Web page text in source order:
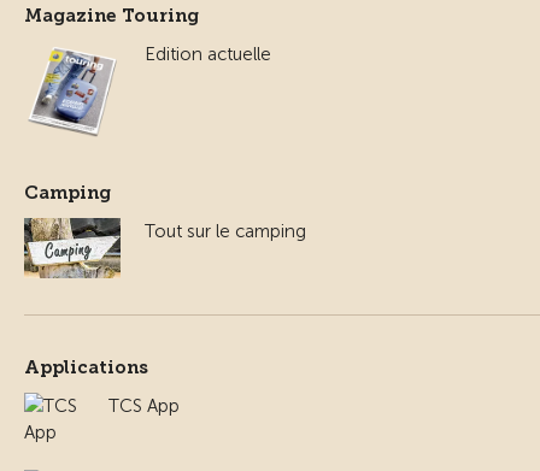
Magazine Touring
Edition actuelle
Camping
Tout sur le camping
Applications
TCS App